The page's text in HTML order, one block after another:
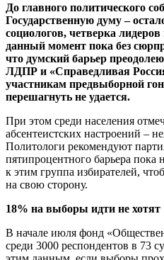
До главного политического
Государственную думу –
социологов, четверка
данный момент пока без
что думский барьер
ЛДПР и «Справедливая
участникам предвыборной
перешагнуть не удается.
При этом среди населения
абсентеистских настроений –
Политологи рекомендуют
пятипроцентного барьера пока
к этим группа избирателей,
на свою сторону.
18% на выборы идти не хотят
В начале июля фонд
среди 3000 респондентов в 73